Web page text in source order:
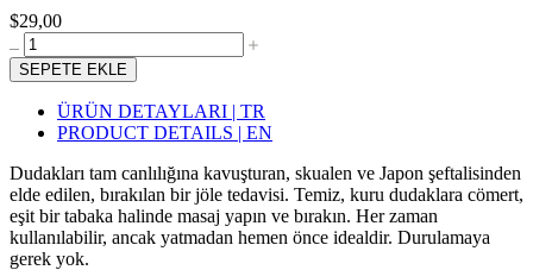
$29,00
SEPETE EKLE
ÜRÜN DETAYLARI | TR
PRODUCT DETAILS | EN
Dudakları tam canlılığına kavuşturan, skualen ve Japon şeftalisinden
elde edilen, bırakılan bir jöle tedavisi. Temiz, kuru dudaklara cömert,
eşit bir tabaka halinde masaj yapın ve bırakın. Her zaman
kullanılabilir, ancak yatmadan hemen önce idealdir. Durulamaya
gerek yok.